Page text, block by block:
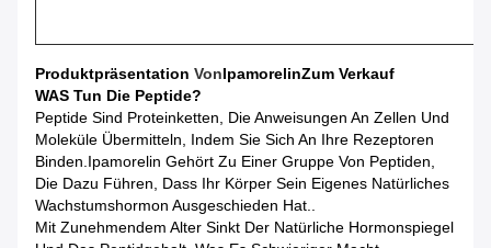
Produktpräsentation VonIpamorelinZum Verkauf
WAS Tun Die Peptide?
Peptide Sind Proteinketten, Die Anweisungen An Zellen Und
Moleküle Übermitteln, Indem Sie Sich An Ihre Rezeptoren
Binden.Ipamorelin Gehört Zu Einer Gruppe Von Peptiden,
Die Dazu Führen, Dass Ihr Körper Sein Eigenes Natürliches
Wachstumshormon Ausgeschieden Hat..
Mit Zunehmendem Alter Sinkt Der Natürliche Hormonspiegel